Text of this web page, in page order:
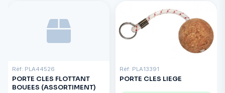
Réf: PLA44526
PORTE CLES FLOTTANT
BOUEES (ASSORTIMENT)
Réf: PLA13391
PORTE CLES LIEGE